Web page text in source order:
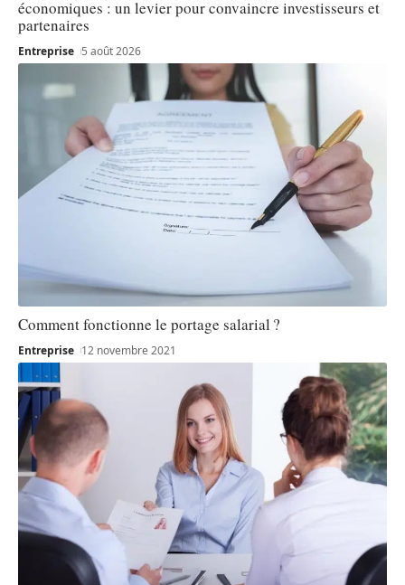
économiques : un levier pour convaincre investisseurs et
partenaires
Entreprise 5 août 2026
Comment fonctionne le portage salarial ?
Entreprise 12 novembre 2021